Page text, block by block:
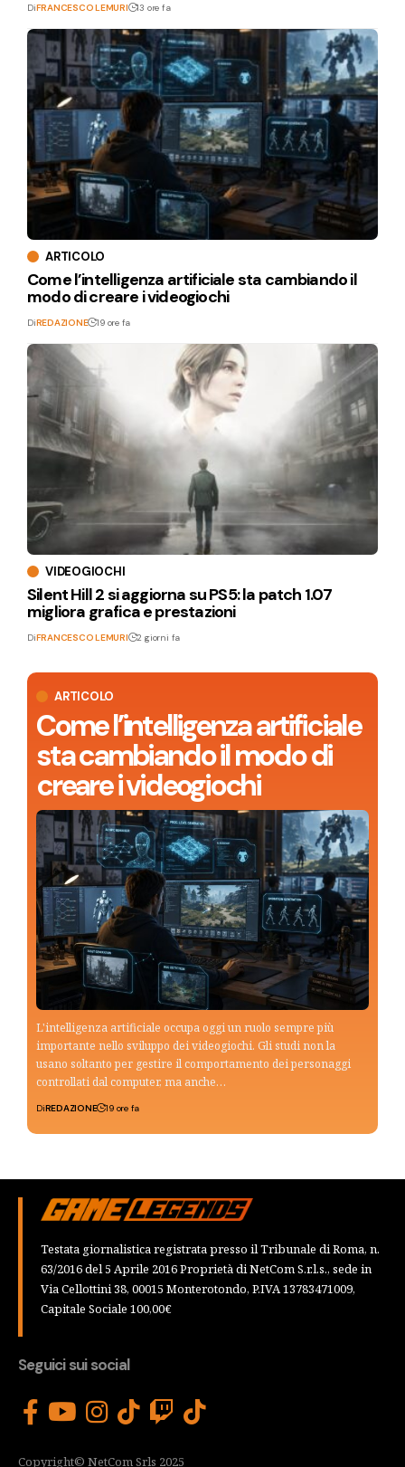
ARTICOLO
Come l’intelligenza artificiale
sta cambiando il modo di
creare i videogiochi
L'intelligenza artificiale occupa oggi un ruolo sempre più
importante nello sviluppo dei videogiochi. Gli studi non la
usano soltanto per gestire il comportamento dei personaggi
controllati dal computer, ma anche…
DiREDAZIONE 19 ore fa
DiFRANCESCO LEMURI 13 ore fa
ARTICOLO
Come l’intelligenza artificiale sta cambiando il
modo di creare i videogiochi
DiREDAZIONE 19 ore fa
VIDEOGIOCHI
Silent Hill 2 si aggiorna su PS5: la patch 1.07
migliora grafica e prestazioni
DiFRANCESCO LEMURI 2 giorni fa
Testata giornalistica registrata presso il Tribunale di Roma, n.
63/2016 del 5 Aprile 2016 Proprietà di NetCom S.r.l.s., sede in
Via Cellottini 38, 00015 Monterotondo, P.IVA 13783471009,
Capitale Sociale 100,00€
Seguici sui social
Copyright© NetCom Srls 2025